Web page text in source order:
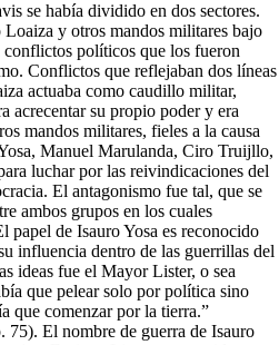
se había dividido en dos sectores.
y otros mandos militares bajo
políticos que los fueron
Conflictos que reflejaban dos líneas
actuaba como caudillo militar,
acrecentar su propio poder y era
mandos militares, fieles a la causa
Manuel Marulanda, Ciro Truijllo,
luchar por las reivindicaciones del
El antagonismo fue tal, que se
ambos grupos en los cuales
papel de Isauro Yosa es reconocido
influencia dentro de las guerrillas del
ideas fue el Mayor Lister, o sea
que pelear solo por política sino
que comenzar por la tierra.”
75). El nombre de guerra de Isauro